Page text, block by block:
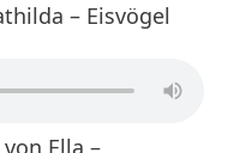
– Eisvögel
Ella –